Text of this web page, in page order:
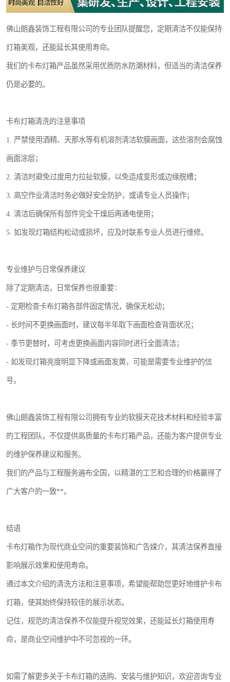
佛山朗鑫装饰工程有限公司的专业团队提醒您，定期清洁不仅能保持
灯箱美观，还能延长其使用寿命。
我们的卡布灯箱产品虽然采用优质防水防潮材料，但适当的清洁保养
仍是必要的。
卡布灯箱清洗的注意事项
1. 严禁使用酒精、天那水等有机溶剂清洁软膜画面，这些溶剂会腐蚀
画面涂层；
2. 清洁时避免过度用力拉扯软膜，以免造成变形或边缘脱槽；
3. 高空作业清洁时务必做好安全防护，或请专业人员操作；
4. 清洁后确保所有部件完全干燥后再通电使用；
5. 如发现灯箱结构松动或损坏，应及时联系专业人员进行维修。
专业维护与日常保养建议
除了定期清洁，日常保养也很重要：
- 定期检查卡布灯箱各部件固定情况，确保无松动；
- 长时间不更换画面时，建议每半年取下画面检查背面状况；
- 季节更替时，可考虑更换画面内容同时进行全面清洁；
- 如发现灯箱亮度明显下降或画面发黄，可能是需要专业维护的信
号。
佛山朗鑫装饰工程有限公司拥有专业的软膜天花技术材料和经验丰富
的工程团队，不仅提供高质量的卡布灯箱产品，还能为客户提供专业
的维护保养建议和服务。
我们的产品与工程服务遍布全国，以精湛的工艺和合理的价格赢得了
广大客户的一致**。
结语
卡布灯箱作为现代商业空间的重要装饰和广告媒介，其清洁保养直接
影响展示效果和使用寿命。
通过本文介绍的清洗方法和注意事项，希望能帮助您更好地维护卡布
灯箱，使其始终保持较佳的展示状态。
记住，规范的清洁保养不仅能提升视觉效果，还能延长灯箱使用寿
命，是商业空间维护中不可忽视的一环。
如需了解更多关于卡布灯箱的选购、安装与维护知识，欢迎咨询专业